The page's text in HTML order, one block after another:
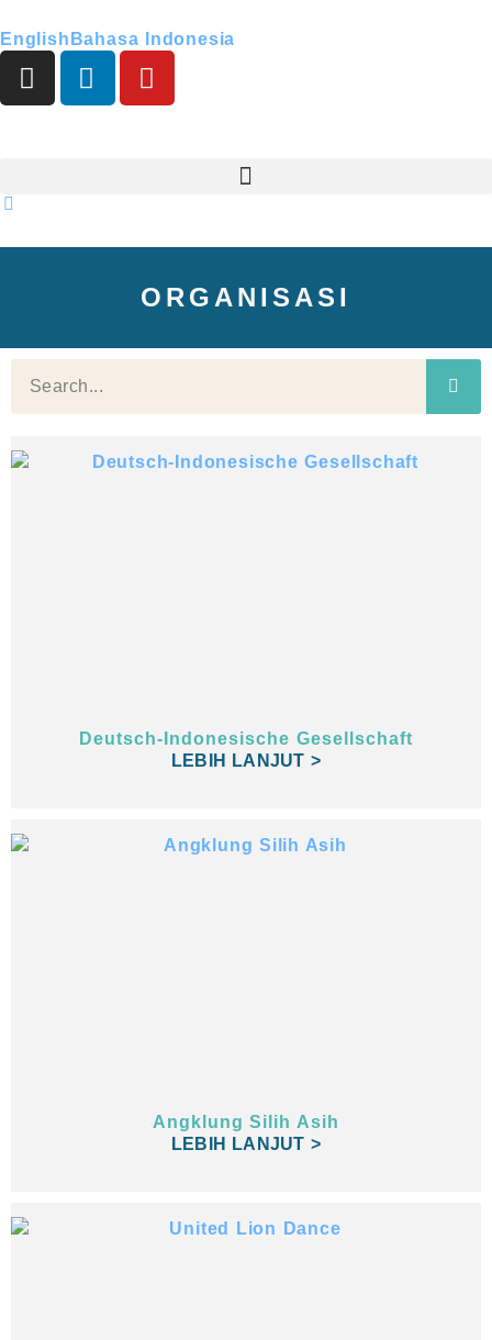
English Bahasa Indonesia
ORGANISASI
Deutsch-Indonesische Gesellschaft
LEBIH LANJUT >
Angklung Silih Asih
LEBIH LANJUT >